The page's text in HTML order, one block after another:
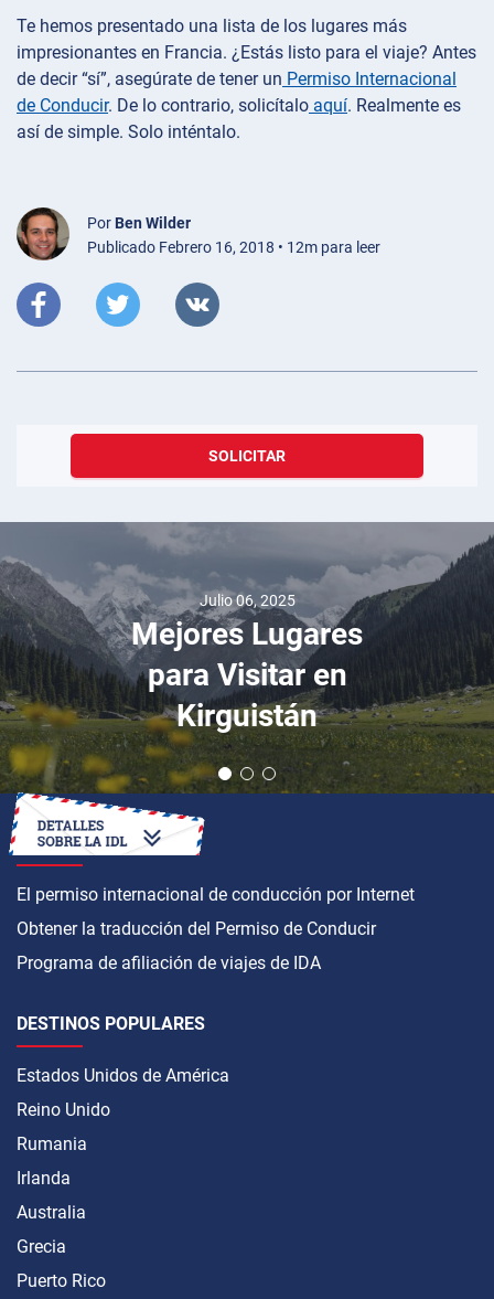
Te hemos presentado una lista de los lugares más
impresionantes en Francia. ¿Estás listo para el viaje? Antes
de decir “sí”, asegúrate de tener un Permiso Internacional
de Conducir. De lo contrario, solicítalo aquí. Realmente es
así de simple. Solo inténtalo.
Por Ben Wilder
Publicado Febrero 16, 2018 • 12m para leer
SOLICITAR
Julio 06, 2025
Mejores Lugares
para Visitar en
Kirguistán
CÓMO OBTENER
El permiso internacional de conducción por Internet
Obtener la traducción del Permiso de Conducir
Programa de afiliación de viajes de IDA
DESTINOS POPULARES
Estados Unidos de América
Reino Unido
Rumania
Irlanda
Australia
Grecia
Puerto Rico